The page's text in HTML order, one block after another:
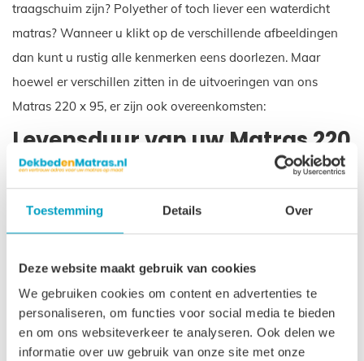
Toestemming Details Over
Deze website maakt gebruik van cookies
We gebruiken cookies om content en advertenties te
personaliseren, om functies voor social media te bieden
en om ons websiteverkeer te analyseren. Ook delen we
informatie over uw gebruik van onze site met onze
traagschuim zijn? Polyether of toch liever een waterdicht
matras? Wanneer u klikt op de verschillende afbeeldingen
dan kunt u rustig alle kenmerken eens doorlezen. Maar
hoewel er verschillen zitten in de uitvoeringen van ons
Matras 220 x 95, er zijn ook overeenkomsten:
Levensduur van uw Matras 220
x 95
De levensduur van uw Matras 220 x 95 is ongeveer 10 tot
12 jaar, ook bij intensief gebruik. Daar zit een idee achter.
vervangen. En dat voorkomt belasting op het milieu. Op
deze manier willen wij goed rentmeesterschap uitoefenen
en zorgen voor het milieu voor de generaties die na ons
komen.